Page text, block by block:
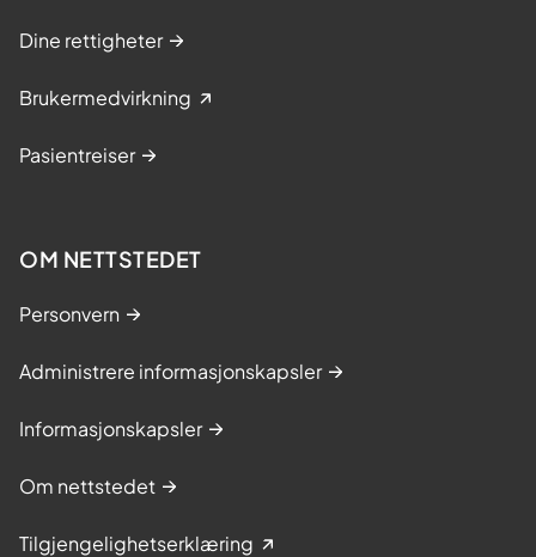
Dine rettigheter
Brukermedvirkning
Pasientreiser
OM NETTSTEDET
Personvern
Administrere informasjonskapsler
Informasjonskapsler
Om nettstedet
Tilgjengelighetserklæring